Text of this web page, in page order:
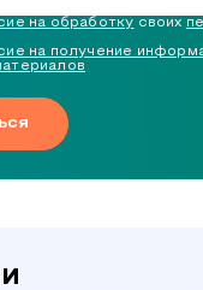
на обработку своих
на получение